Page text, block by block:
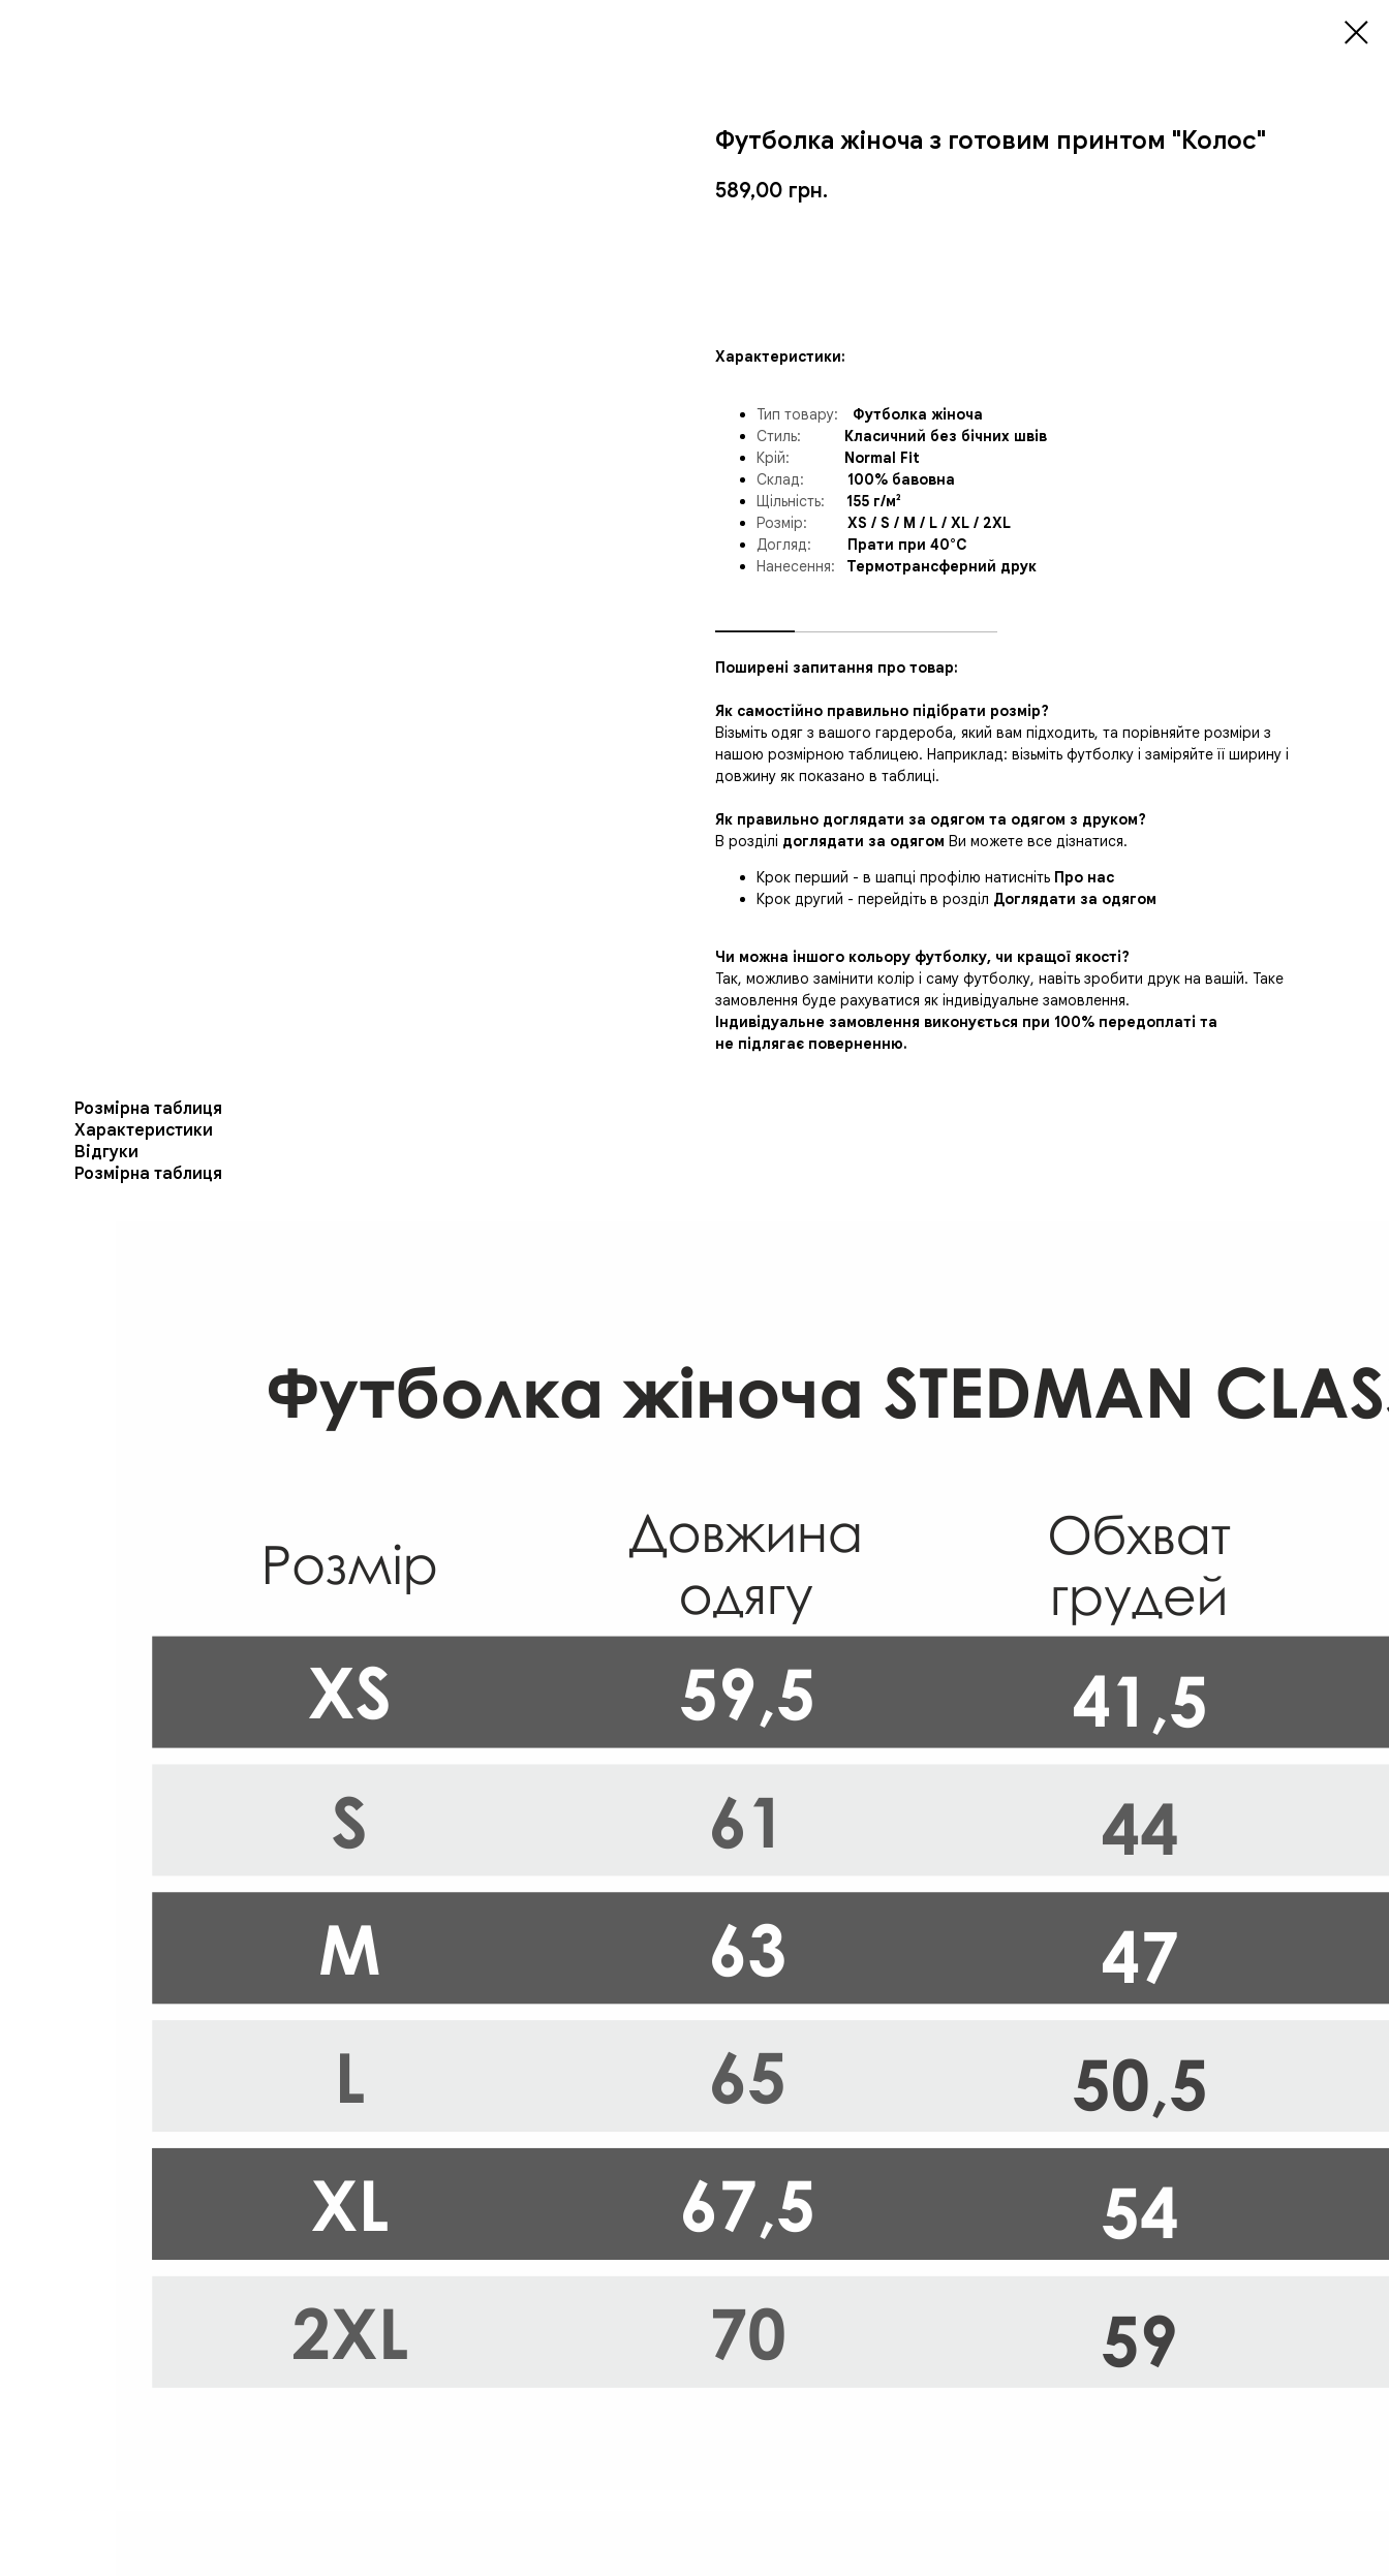
Футболка жіноча з готовим принтом "Колос"
589,00 грн.
Характеристики:
Тип товару:
Футболка жіноча
Стиль:
Класичний без бічних швів
Крій:
Normal Fit
Склад:
100% бавовна
Щільність:
155 г/м²
Розмір:
XS / S / M / L / XL / 2XL
Догляд:
Прати при 40°C
Нанесення:
Термотрансферний друк
Поширені запитання про товар:
Як самостійно правильно підібрати розмір?
Візьміть одяг з вашого гардероба, який вам підходить, та порівняйте розміри з
нашою розмірною таблицею. Наприклад: візьміть футболку і заміряйте її ширину і
довжину як показано в таблиці.
Як правильно доглядати за одягом та одягом з друком?
В розділі доглядати за одягом Ви можете все дізнатися.
Крок перший - в шапці профілю натисніть Про нас
Крок другий - перейдіть в розділ Доглядати за одягом
Чи можна іншого кольору футболку, чи кращої якості?
Так, можливо замінити колір і саму футболку, навіть зробити друк на вашій. Таке
замовлення буде рахуватися як індивідуальне замовлення.
Індивідуальне замовлення виконується при 100% передоплаті та
не підлягає поверненню.
Розмірна таблиця
Характеристики
Відгуки
Розмірна таблиця